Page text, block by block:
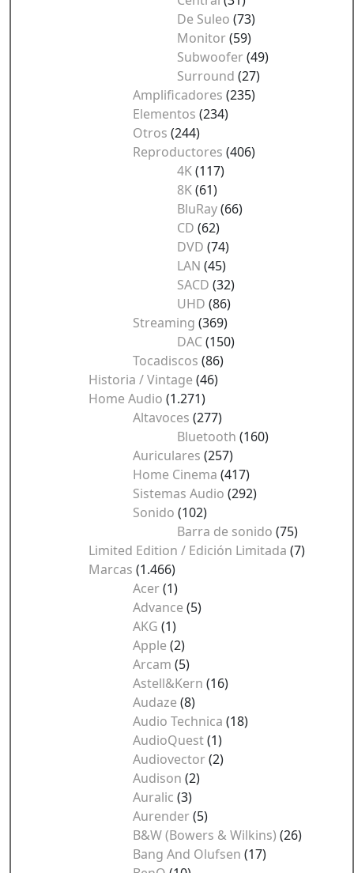
De Suleo (73)
Monitor(59)
Subwoofer(49)
Surround (27)
Amplificadores (235)
Elementos (234)
Otros (244)
Reproductores (406)
4K(117)
8K(61)
BluRay(66)
CD (62)
DVD (74)
LAN (45)
SACD (32)
UHD (86)
Streaming (369)
DAC(150)
Tocadiscos (86)
Historia / Vintage (46)
Home Audio (1.271)
Altavoces (277)
Bluetooth (160)
Auriculares (257)
Home Cinema (417)
Sistemas Audio (292)
Sonido (102)
Barra de sonido (75)
Limited Edition / Edición Limitada (7)
Marcas (1.466)
Acer(1)
Advance (5)
AKG (1)
Apple (2)
Arcam (5)
Astell&Kern (16)
Audaze (8)
Audio Technica (18)
AudioQuest(1)
Audiovector(2)
Audison (2)
Auralic (3)
Aurender(5)
B&W (Bowers & Wilkins) (26)
Bang And Olufsen (17)